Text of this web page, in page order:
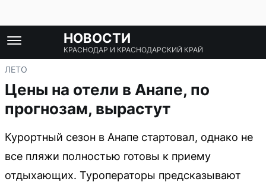
НОВОСТИ
КРАСНОДАР И КРАСНОДАРСКИЙ КРАЙ
ЛЕТО
Цены на отели в Анапе, по
прогнозам, вырастут
Курортный сезон в Анапе стартовал, однако не
все пляжи полностью готовы к приему
отдыхающих. Туроператоры предсказывают